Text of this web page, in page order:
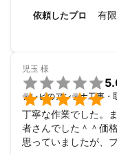
依頼したプロ 有
児玉 様


テレビのアンテナ工事・
丁寧な作業でした。
者さんでした＾＾価
思っていましたが、